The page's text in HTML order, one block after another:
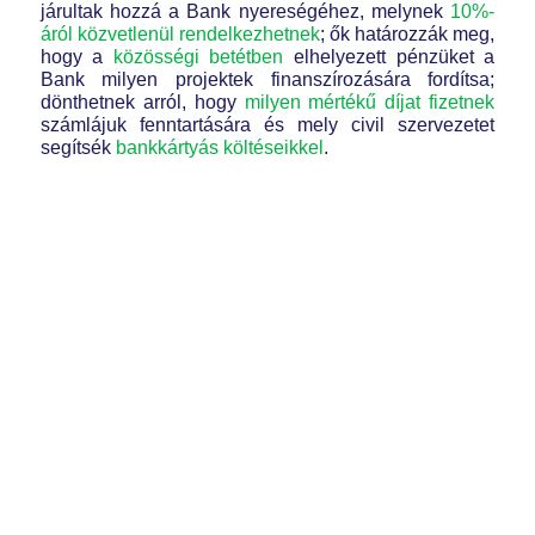
járultak hozzá a Bank nyereségéhez, melynek 10%-
áról közvetlenül rendelkezhetnek; ők határozzák meg,
hogy a
közösségi betétben elhelyezett pénzüket a
Bank milyen projektek finanszírozására fordítsa;
dönthetnek arról, hogy milyen mértékű díjat fizetnek
számlájuk fenntartására és mely civil szervezetet
segítsék bankkártyás költéseikkel .